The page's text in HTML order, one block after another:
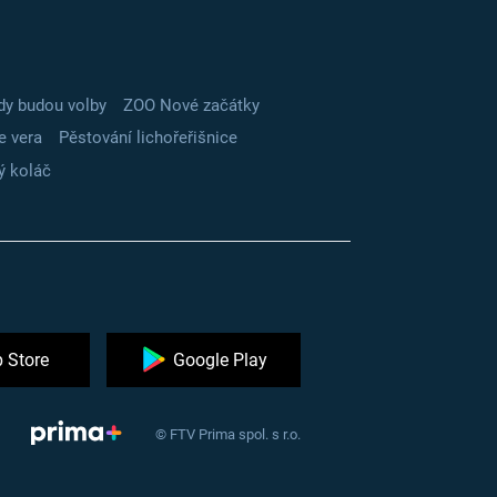
budou volby
ZOO Nové začátky
vera
Pěstování lichořeřišnice
koláč
Store Google Play
© FTV Prima spol. s r.o.